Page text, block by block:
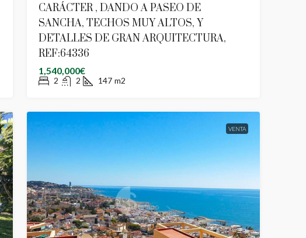
CARÁCTER , DANDO A PASEO DE
SANCHA, TECHOS MUY ALTOS, Y
DETALLES DE GRAN ARQUITECTURA,
REF:64336
1,540,000€
2 2 147 m2
VENTA